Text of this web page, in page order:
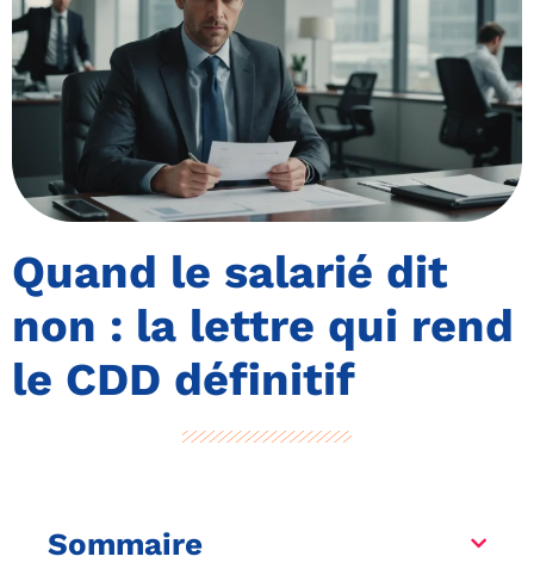
Quand le salarié dit
non : la lettre qui rend
le CDD définitif
Sommaire